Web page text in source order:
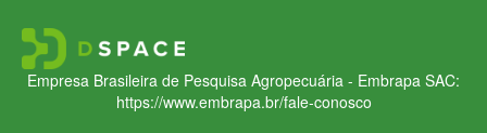
Empresa Brasileira de Pesquisa Agropecuária - Embrapa SAC:
https://www.embrapa.br/fale-conosco